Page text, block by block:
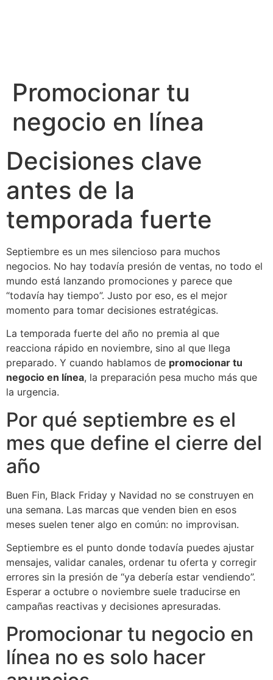
Promocionar tu
negocio en línea
Decisiones clave
antes de la
temporada fuerte
Septiembre es un mes silencioso para muchos
negocios. No hay todavía presión de ventas, no todo el
mundo está lanzando promociones y parece que
“todavía hay tiempo”. Justo por eso, es el mejor
momento para tomar decisiones estratégicas.
La temporada fuerte del año no premia al que
reacciona rápido en noviembre, sino al que llega
preparado. Y cuando hablamos de promocionar tu
negocio en línea, la preparación pesa mucho más que
la urgencia.
Por qué septiembre es el
mes que define el cierre del
año
Buen Fin, Black Friday y Navidad no se construyen en
una semana. Las marcas que venden bien en esos
meses suelen tener algo en común: no improvisan.
Septiembre es el punto donde todavía puedes ajustar
mensajes, validar canales, ordenar tu oferta y corregir
errores sin la presión de “ya debería estar vendiendo”.
Esperar a octubre o noviembre suele traducirse en
campañas reactivas y decisiones apresuradas.
Promocionar tu negocio en
línea no es solo hacer